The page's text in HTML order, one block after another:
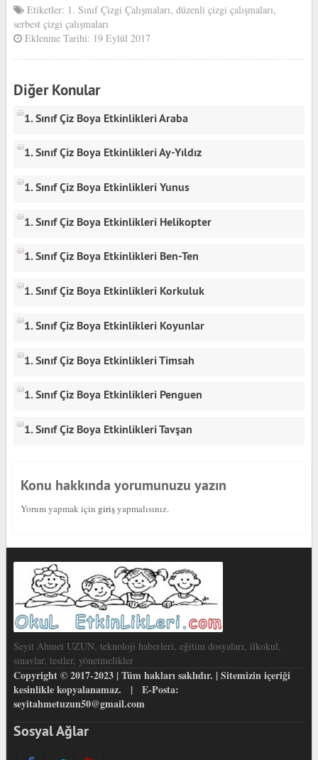
Etiketler: 1. Sınıf Çizgi Çalışmaları, düzenli çizgi çalışmaları,
serbest çizgi çalışmaları
Eklenme Tarihi: 19 Eylül 2017
Diğer Konular
1. Sınıf Çiz Boya Etkinlikleri Araba
1. Sınıf Çiz Boya Etkinlikleri Ay-Yıldız
1. Sınıf Çiz Boya Etkinlikleri Yunus
1. Sınıf Çiz Boya Etkinlikleri Helikopter
1. Sınıf Çiz Boya Etkinlikleri Ben-Ten
1. Sınıf Çiz Boya Etkinlikleri Korkuluk
1. Sınıf Çiz Boya Etkinlikleri Koyunlar
1. Sınıf Çiz Boya Etkinlikleri Timsah
1. Sınıf Çiz Boya Etkinlikleri Penguen
1. Sınıf Çiz Boya Etkinlikleri Tavşan
Konu hakkında yorumunuzu yazın
Yorum yapmak için girişyapmalısınız.
Seyit Ahmet UZUN, teknoloji haberleri, eğitim dosyaları, ilkokul,
sınavlar, testler, yönetmelikler
Copyright © 2017-2023 | Tüm hakları saklıdır. | Sitemizin içeriği
kesinlikle kopyalanamaz. | E-Posta:
seyitahmetuzun50@gmail.com
Sosyal Ağlar